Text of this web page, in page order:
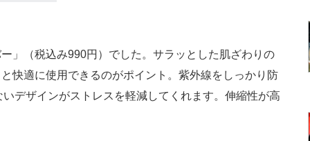
（税込み990円）でした。サラッとした肌ざわりの
快適に使用できるのがポイント。紫外線をしっかり防
デザインがストレスを軽減してくれます。伸縮性が高